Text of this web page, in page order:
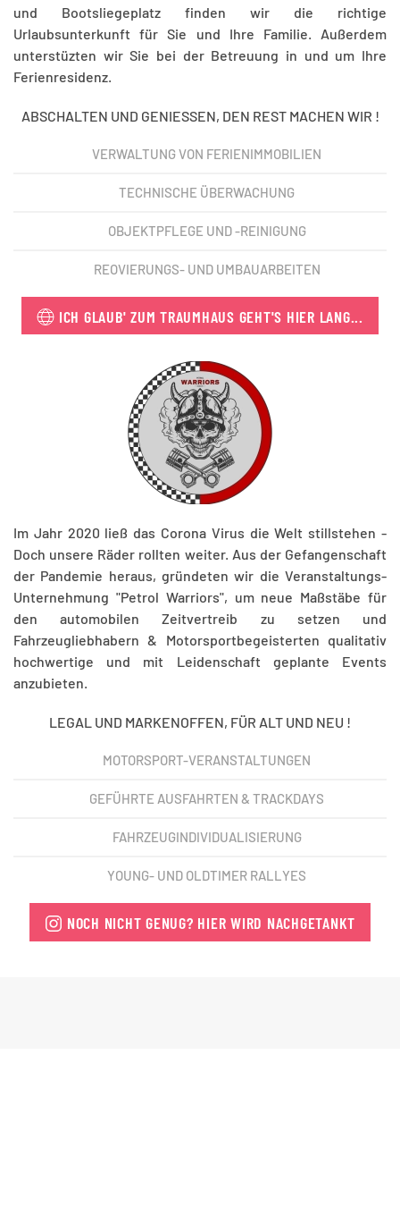
und Bootsliegeplatz finden wir die richtige
Urlaubsunterkunft für Sie und Ihre Familie. Außerdem
unterstüzten wir Sie bei der Betreuung in und um Ihre
Ferienresidenz.
ABSCHALTEN UND GENIESSEN, DEN REST MACHEN WIR !
VERWALTUNG VON FERIENIMMOBILIEN
TECHNISCHE ÜBERWACHUNG
OBJEKTPFLEGE UND -REINIGUNG
REOVIERUNGS- UND UMBAUARBEITEN
ICH GLAUB' ZUM TRAUMHAUS GEHT'S HIER LANG...
Im Jahr 2020 ließ das Corona Virus die Welt stillstehen -
Doch unsere Räder rollten weiter. Aus der Gefangenschaft
der Pandemie heraus, gründeten wir die Veranstaltungs-
Unternehmung "Petrol Warriors", um neue Maßstäbe für
den automobilen Zeitvertreib zu setzen und
Fahrzeugliebhabern & Motorsportbegeisterten qualitativ
hochwertige und mit Leidenschaft geplante Events
anzubieten.
LEGAL UND MARKENOFFEN, FÜR ALT UND NEU !
MOTORSPORT-VERANSTALTUNGEN
GEFÜHRTE AUSFAHRTEN & TRACKDAYS
FAHRZEUGINDIVIDUALISIERUNG
YOUNG- UND OLDTIMER RALLYES
NOCH NICHT GENUG? HIER WIRD NACHGETANKT